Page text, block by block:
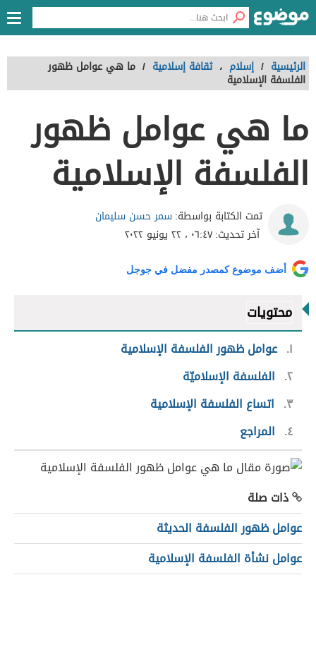
الرئيسية / إسلام ، ثقافة إسلامية / ما هي عوامل ظهور
الفلسفة الإسلامية
ما هي عوامل ظهور
الفلسفة الإسلامية
تمت الكتابة بواسطة:سمر حسن سليمان
آخر تحديث:٠٦:٤٧ ، ٢٢ يونيو ٢٠٢٢
أضف موضوع كمصدر مفضل في جوجل
محتويات
١ عوامل ظهور الفلسفة الإسلامية
٢ الفلسفة الإسلاميّة
٣
اتساع الفلسفة الإسلامية
٤
المراجع
ذات صلة
عوامل ظهور الفلسفة الحديثة
عوامل نشأة الفلسفة الإسلامية